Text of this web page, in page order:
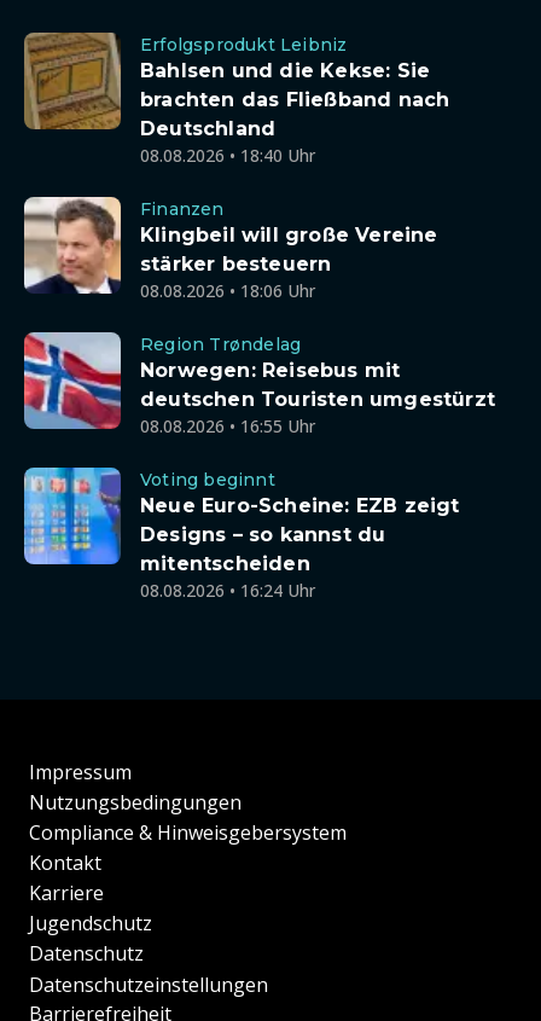
Erfolgsprodukt Leibniz
Bahlsen und die Kekse: Sie
brachten das Fließband nach
Deutschland
08.08.2026 • 18:40 Uhr
Finanzen
Klingbeil will große Vereine
stärker besteuern
08.08.2026 • 18:06 Uhr
Region Trøndelag
Norwegen: Reisebus mit
deutschen Touristen umgestürzt
08.08.2026 • 16:55 Uhr
Voting beginnt
Neue Euro-Scheine: EZB zeigt
Designs – so kannst du
mitentscheiden
08.08.2026 • 16:24 Uhr
Impressum
Nutzungsbedingungen
Compliance & Hinweisgebersystem
Kontakt
Karriere
Jugendschutz
Datenschutz
Datenschutzeinstellungen
Barrierefreiheit